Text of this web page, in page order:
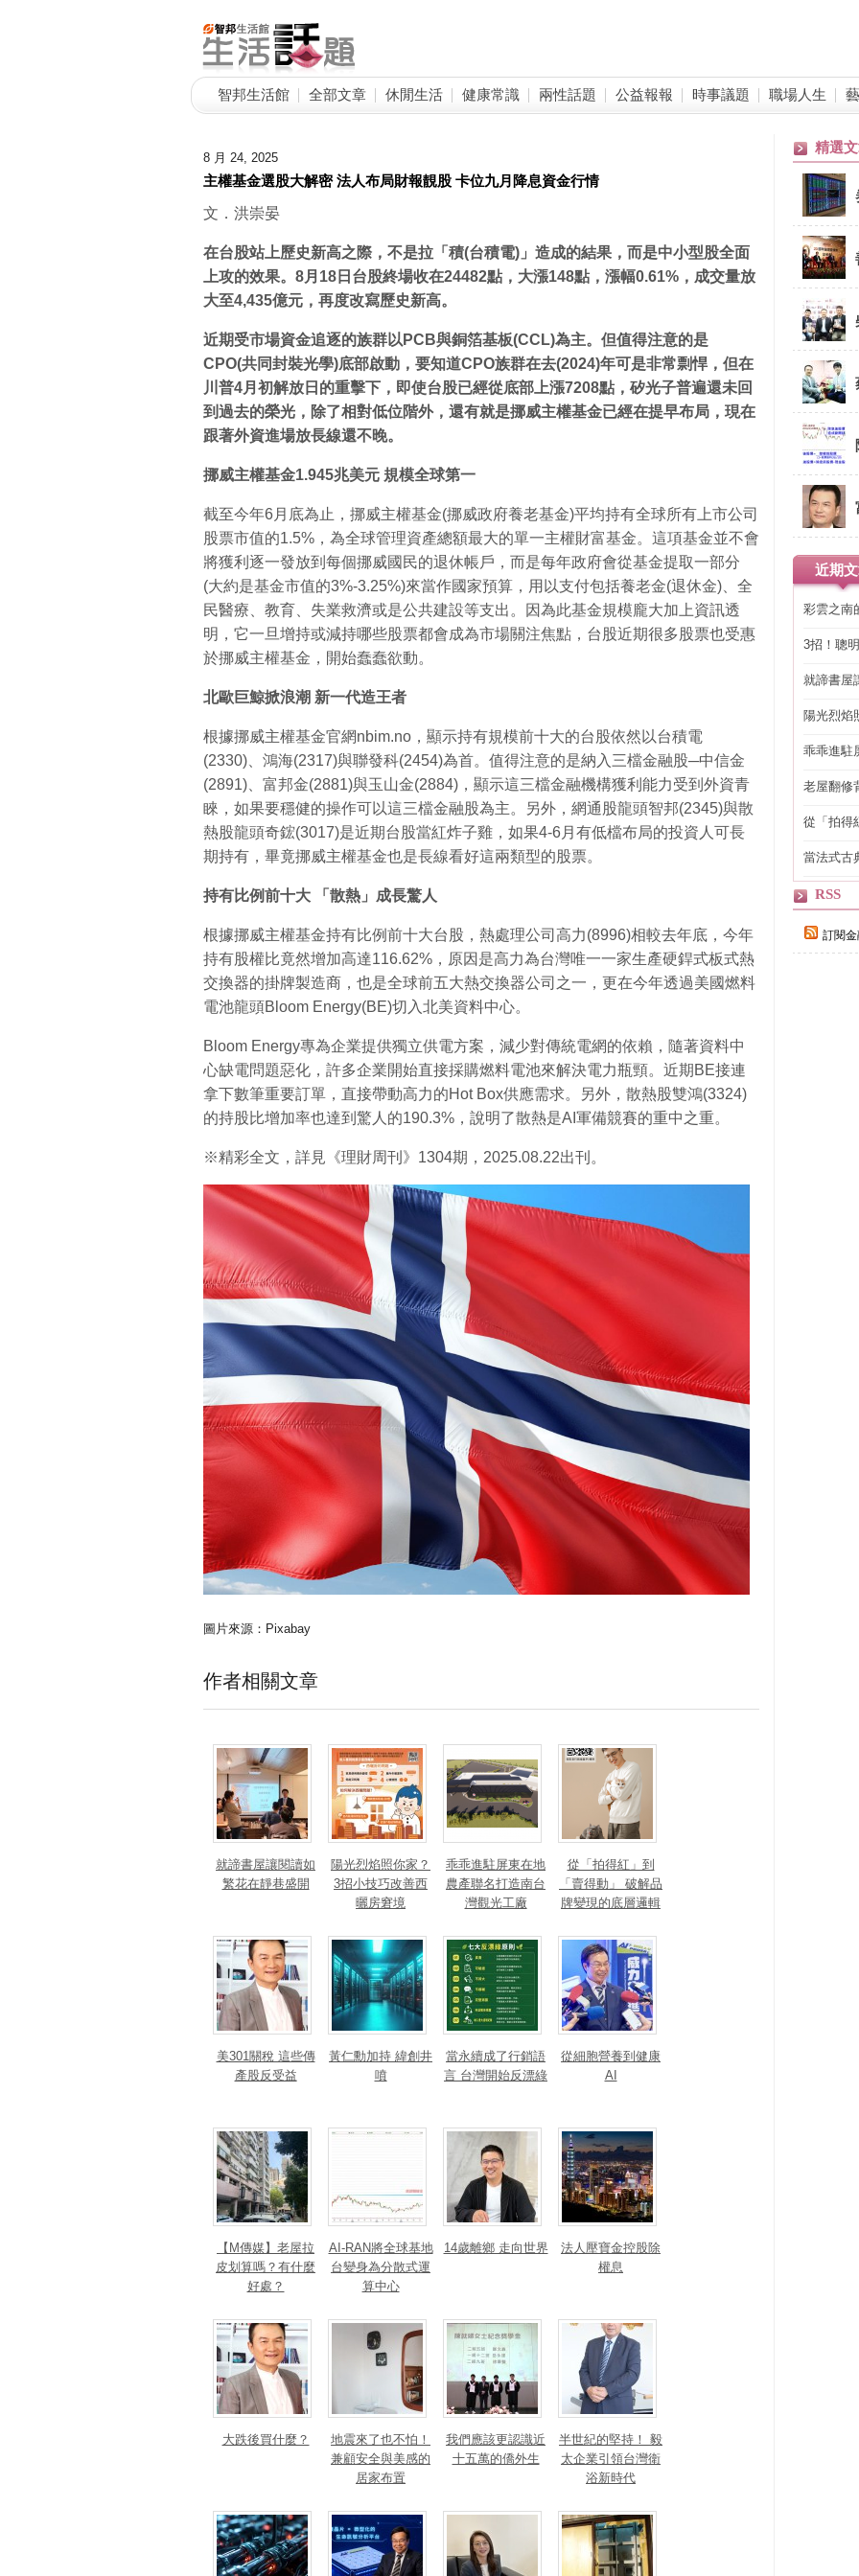
智邦生活館 全部文章 休閒生活 健康常識 兩性話題 公益報報 時事議題 職場人生
8 月 24, 2025
主權基金選股大解密 法人布局財報靚股 卡位九月降息資金行情
文．洪崇晏
在台股站上歷史新高之際，不是拉「積(台積電) 」造成的結果，而是中小型股全面
上攻的效果。8月18 日台股終場收在24482點，大漲148點，漲幅0.61% ，成交量放
大至4,435億元，再度改寫歷史新高。
近期受市場資金追逐的族群以PCB與銅箔基板(CCL)為主。但值得注意的是
CPO(共同封裝光學)底部啟動，要知道CPO族群在去(2024)年可是非常剽悍，但在
川普4月初解放日的重擊下，即使台股已經從底部上漲7208點，矽光子普遍還未回
到過去的榮光，除了相對低位階外，還有就是挪威主權基金已經在提早布局，現在
跟著外資進場放長線還不晚。
挪威主權基金1.945兆美元 規模全球第一
截至今年6月底為止，挪威主權基金(挪威政府養老基金)平均持有全球所有上市公司
股票市值的1.5%，為全球管理資產總額最大的單一主權財富基金。這項基金並不會
將獲利逐一發放到每個挪威國民的退休帳戶，而是每年政府會從基金提取一部分
(大約是基金市值的3%-3.25%)來當作國家預算，用以支付包括養老金(退休金)、全
民醫療、教育、失業救濟或是公共建設等支出。因為此基金規模龐大加上資訊透
明，它一旦增持或減持哪些股票都會成為市場關注焦點，台股近期很多股票也受惠
於挪威主權基金，開始蠢蠢欲動。
北歐巨鯨掀浪潮 新一代造王者
根據挪威主權基金官網nbim.no，顯示持有規模前十大的台股依然以台積電
(2330)、鴻海(2317)與聯發科(2454)為首。值得注意的是納入三檔金融股─中信金
(2891)、富邦金(2881)與玉山金(2884)，顯示這三檔金融機構獲利能力受到外資青
睞，如果要穩健的操作可以這三檔金融股為主。另外，網通股龍頭智邦(2345)與散
熱股龍頭奇鋐(3017)是近期台股當紅炸子雞，如果4-6月有低檔布局的投資人可長
期持有，畢竟挪威主權基金也是長線看好這兩類型的股票。
持有比例前十大 「散熱」成長驚人
根據挪威主權基金持有比例前十大台股，熱處理公司高力(8996)相較去年底，今年
持有股權比竟然增加高達116.62%，原因是高力為台灣唯一一家生產硬銲式板式熱
交換器的掛牌製造商，也是全球前五大熱交換器公司之一，更在今年透過美國燃料
電池龍頭Bloom Energy(BE)切入北美資料中心。
Bloom Energy專為企業提供獨立供電方案，減少對傳統電網的依賴，隨著資料中
心缺電問題惡化，許多企業開始直接採購燃料電池來解決電力瓶頸。近期BE接連
拿下數筆重要訂單，直接帶動高力的Hot Box供應需求。另外，散熱股雙鴻(3324)
的持股比增加率也達到驚人的190.3%，說明了散熱是AI軍備競賽的重中之重。
※精彩全文，詳見《理財周刊》1304期，2025.08.22出刊。
圖片來源：Pixabay
作者相關文章
就諦書屋讓閱讀如
繁花在靜巷盛開
陽光烈焰照你家？
3招小技巧改善西
曬房窘境
乖乖進駐屏東在地
農產聯名打造南台
灣觀光工廠
從「拍得紅」到
「賣得動」 破解品
牌變現的底層邏輯
美301關稅 這些傳
產股反受益
黃仁勳加持 緯創井
噴
當永續成了行銷語
言 台灣開始反漂綠
從細胞營養到健康
AI
【M傳媒】老屋拉
皮划算嗎？有什麼
好處？
AI-RAN將全球基地
台變身為分散式運
算中心
14歲離鄉 走向世界
法人壓寶金控股除
權息
大跌後買什麼？
地震來了也不怕！
兼顧安全與美感的
居家布置
我們應該更認識近
十五萬的僑外生
半世紀的堅持！ 毅
太企業引領台灣衛
浴新時代
精選
近期
彩雲之南
3招！聰
就諦書屋
陽光烈焰
乖乖進駐
老屋翻修
從「拍得
當法式古
RSS
訂閱